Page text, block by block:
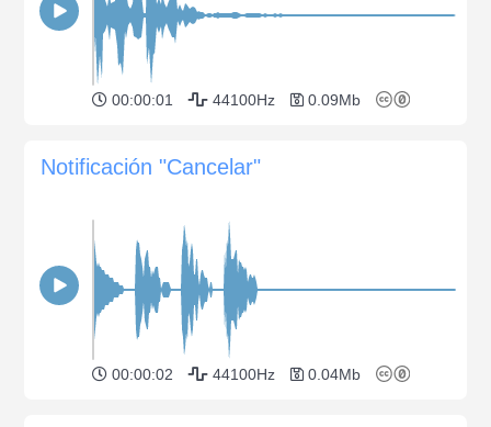
00:00:01 44100Hz 0.09Mb
Notificación "Cancelar"
00:00:02 44100Hz 0.04Mb